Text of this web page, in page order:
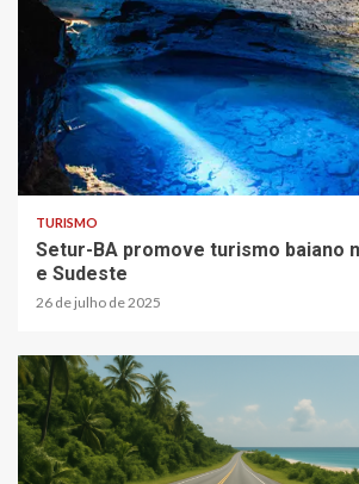
TURISMO
Setur-BA promove turismo baiano
e Sudeste
26 de julho de 2025